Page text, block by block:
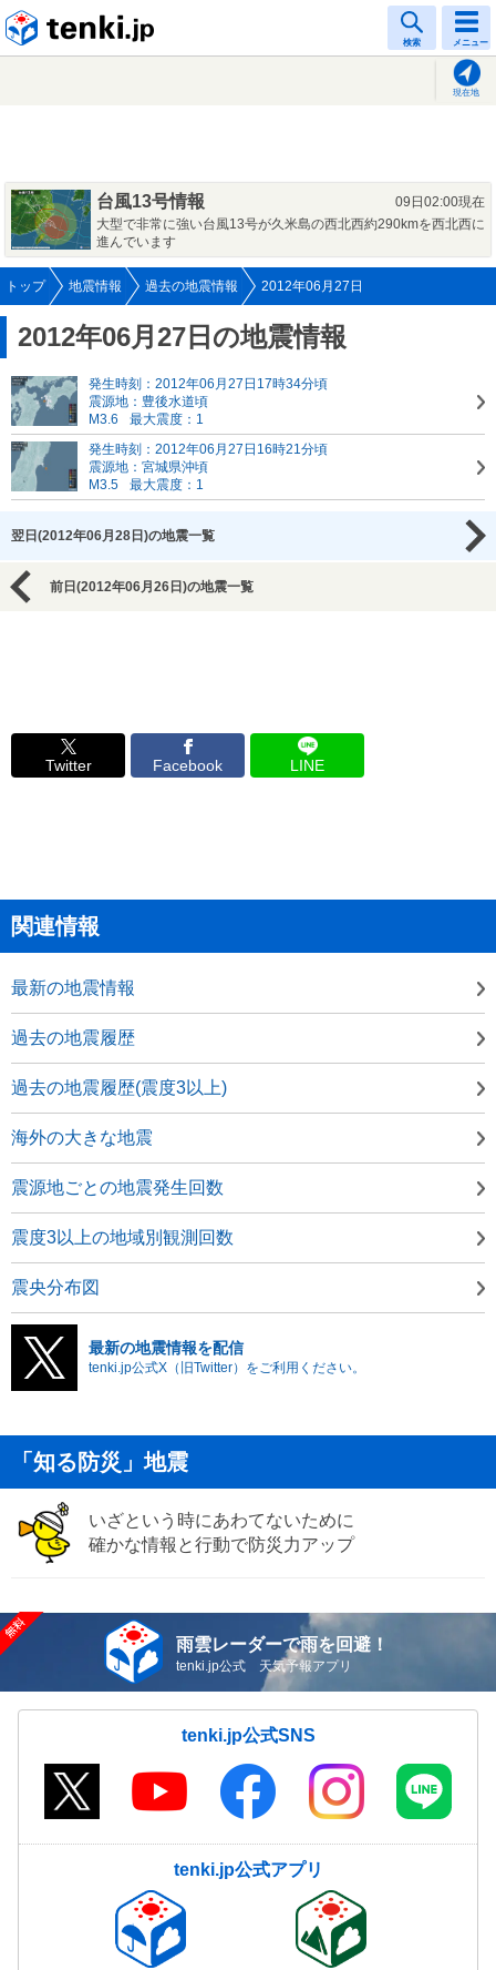
検索 メニュー
現在地
台風13号情報
09日02:00現在
大型で非常に強い台風13号が久米島の西北西約290kmを西北西に
進んでいます
トップ 地震情報 過去の地震情報 2012年06月27日
2012年06月27日の地震情報
発生時刻：2012年06月27日17時34分頃
震源地：豊後水道頃
M3.6
最大震度：1
発生時刻：2012年06月27日16時21分頃
震源地：宮城県沖頃
M3.5
最大震度：1
翌日(2012年06月28日)の地震一覧
前日(2012年06月26日)の地震一覧
Twitter Facebook LINE
関連情報
最新の地震情報
過去の地震履歴
過去の地震履歴(震度3以上)
海外の大きな地震
震源地ごとの地震発生回数
震度3以上の地域別観測回数
震央分布図
最新の地震情報を配信
tenki.jp公式X（旧Twitter）をご利用ください。
「知る防災」地震
いざという時にあわてないために
確かな情報と行動で防災力アップ
雨雲レーダーで雨を回避！
tenki.jp公式 天気予報アプリ
tenki.jp公式SNS
tenki.jp公式アプリ